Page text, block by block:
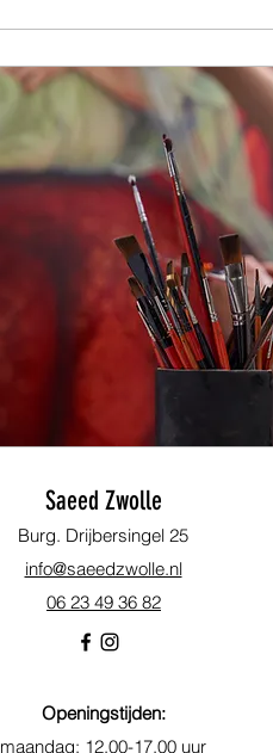
Saeed Zwolle
Burg. Drijbersingel 25
info@saeedzwolle.nl
06 23 49 36 82
Openingstijden:
maandag: 12.00-17.00 uur